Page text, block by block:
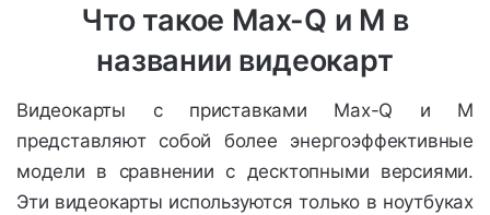
Что такое Max-Q и M в
названии видеокарт
Видеокарты с приставками Max-Q и M
представляют собой более энергоэффективные
модели в сравнении с десктопными версиями.
Эти видеокарты используются только в ноутбуках